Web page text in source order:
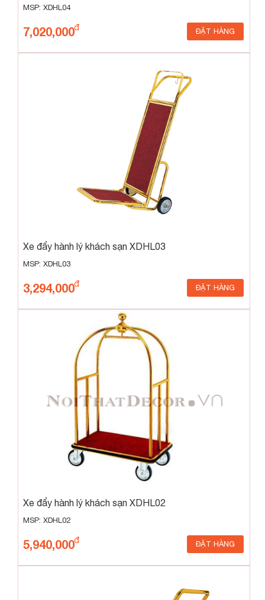
MSP: XDHL04
7,020,000 ĐẶT HÀNG
Xe đẩy hành lý khách sạn XDHL03
MSP: XDHL03
3,294,000 ĐẶT HÀNG
Xe đẩy hành lý khách sạn XDHL02
MSP: XDHL02
5,940,000 ĐẶT HÀNG